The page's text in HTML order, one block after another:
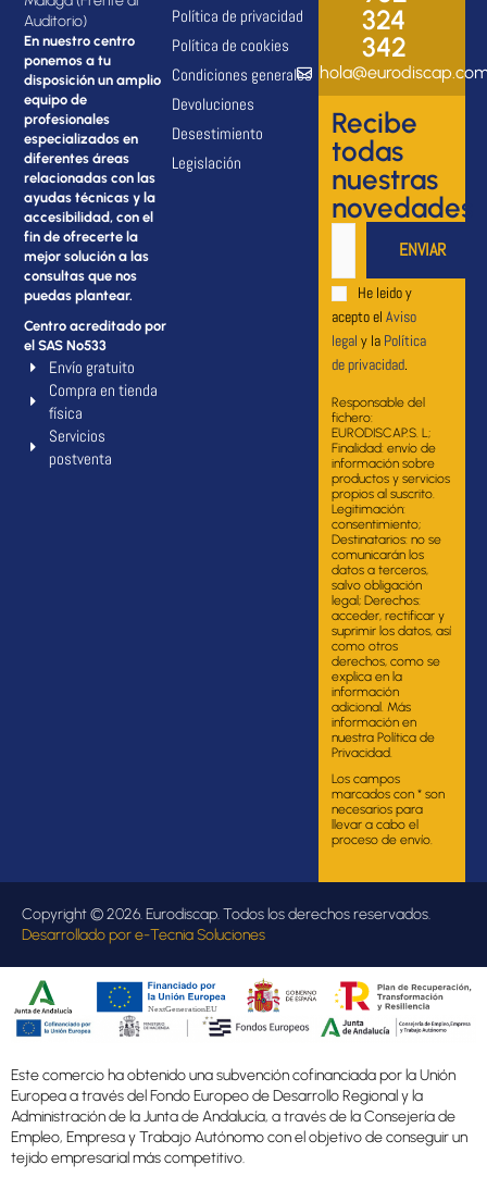
Auditorio)
En nuestro centro
ponemos a tu
disposición un amplio
equipo de
profesionales
especializados en
diferentes áreas
relacionadas con las
ayudas técnicas y la
accesibilidad, con el
fin de ofrecerte la
mejor solución a las
consultas que nos
puedas plantear.
Centro acreditado por
el SAS Nº533
Envío gratuito
Compra en tienda
física
Servicios
postventa
Política de privacidad
Política de cookies
Condiciones generales
Devoluciones
Desestimiento
Legislación
324
342
Recibe
todas
nuestras
novedades
He leido y
acepto el Aviso
legal y la Política
de privacidad.
Responsable del
fichero:
EURODISCAP.S. L;
Finalidad: envío de
información sobre
productos y servicios
propios al suscrito.
Legitimación:
consentimiento;
Destinatarios: no se
comunicarán los
datos a terceros,
salvo obligación
legal; Derechos:
acceder, rectificar y
suprimir los datos, así
como otros
derechos, como se
explica en la
información
adicional. Más
información en
nuestra Política de
Privacidad.
Los campos
marcados con * son
necesarios para
llevar a cabo el
proceso de envío.
Copyright © 2026. Eurodiscap. Todos los derechos reservados.
Desarrollado pore-Tecnia Soluciones
Este comercio ha obtenido una subvención cofinanciada por la Unión
Europea a través del Fondo Europeo de Desarrollo Regional y la
Administración de la Junta de Andalucía, a través de la Consejería de
Empleo, Empresa y Trabajo Autónomo con el objetivo de conseguir un
tejido empresarial más competitivo.